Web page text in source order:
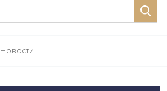
Новости